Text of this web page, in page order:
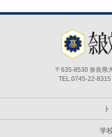
〒635-8530 奈良県
TEL.0745-22-
学